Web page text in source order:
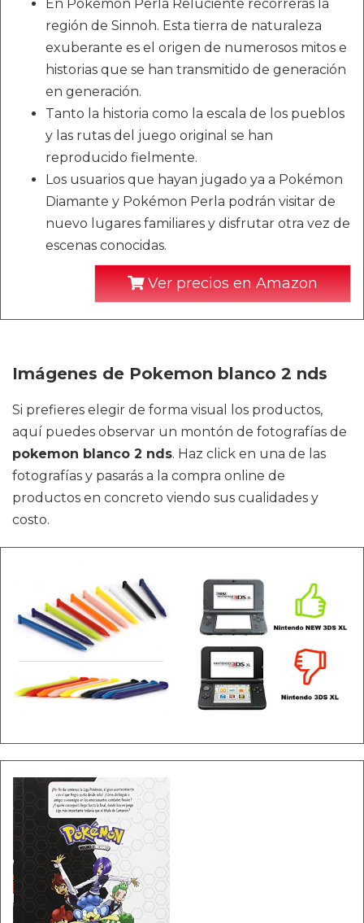
En Pokémon Perla Reluciente recorrerás la
región de Sinnoh. Esta tierra de naturaleza
exuberante es el origen de numerosos mitos e
historias que se han transmitido de generación
en generación.
Tanto la historia como la escala de los pueblos
y las rutas del juego original se han
reproducido fielmente.
Los usuarios que hayan jugado ya a Pokémon
Diamante y Pokémon Perla podrán visitar de
nuevo lugares familiares y disfrutar otra vez de
escenas conocidas.
Ver precios en Amazon
Imágenes de Pokemon blanco 2 nds
Si prefieres elegir de forma visual los productos,
aquí puedes observar un montón de fotografías de
pokemon blanco 2 nds. Haz click en una de las
fotografías y pasarás a la compra online de
productos en concreto viendo sus cualidades y
costo.